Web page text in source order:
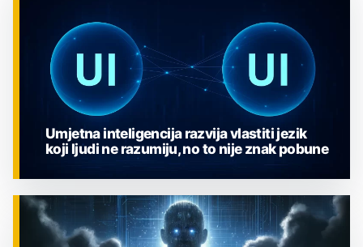
Umjetna inteligencija razvija vlastiti jezik
koji ljudi ne razumiju, no to nije znak pobune